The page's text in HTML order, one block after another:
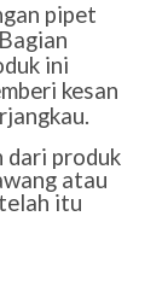
pipet
ini
kesan
dari produk
atau
itu